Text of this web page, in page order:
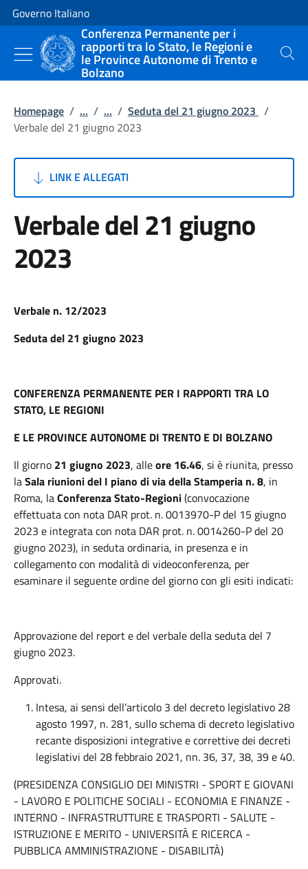
Vai al contenuto
Vai alla navigazione del sito
Governo Italiano
Conferenza Permanente per i
rapporti tra lo Stato, le Regioni e
le Province Autonome di Trento e
Bolzano
Cerca
Homepage / ... / ... / Seduta del 21 giugno 2023 /
Verbale del 21 giugno 2023
LINK E ALLEGATI
Verbale del 21 giugno
2023
Verbale n. 12/2023
Seduta del 21 giugno 2023
CONFERENZA PERMANENTE PER I RAPPORTI TRA LO
STATO, LE REGIONI
E LE PROVINCE AUTONOME DI TRENTO E DI BOLZANO
Il giorno 21 giugno 2023, alleore 16.46, si è riunita, presso
laSala riunioni del I piano di via della Stamperia n. 8, in
Roma, laConferenza Stato-Regioni(convocazione
effettuata con nota DAR prot. n. 0013970-P del 15 giugno
2023 e integrata con nota DAR prot. n. 0014260-P del 20
giugno 2023), in seduta ordinaria, in presenza e in
collegamento con modalità di videoconferenza, per
esaminare il seguente ordine del giorno con gli esiti indicati:
Approvazione del report e del verbale della seduta del 7
giugno 2023.
Approvati.
Intesa, ai sensi dell’articolo 3 del decreto legislativo 28
agosto 1997, n. 281, sullo schema di decreto legislativo
recante disposizioni integrative e correttive dei decreti
legislativi del 28 febbraio 2021, nn. 36, 37, 38, 39 e 40.
(PRESIDENZA CONSIGLIO DEI MINISTRI - SPORT E GIOVANI
- LAVORO E POLITICHE SOCIALI - ECONOMIA E FINANZE -
INTERNO - INFRASTRUTTURE E TRASPORTI - SALUTE -
ISTRUZIONE E MERITO - UNIVERSITÀ E RICERCA -
PUBBLICA AMMINISTRAZIONE - DISABILITÀ)